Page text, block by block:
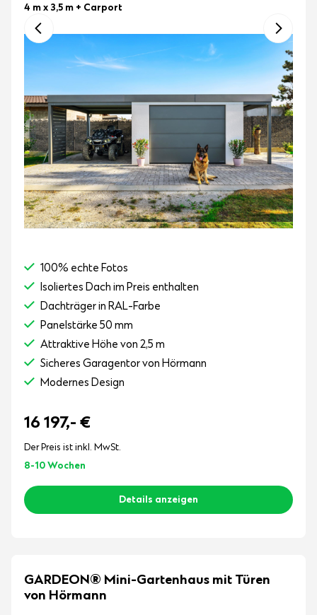
4 m x 3,5 m + Carport
100% echte Fotos
Isoliertes Dach im Preis enthalten
Dachträger in RAL-Farbe
Panelstärke 50 mm
Attraktive Höhe von 2,5 m
Sicheres Garagentor von Hörmann
Modernes Design
16 197,- €
Der Preis ist inkl. MwSt.
8-10 Wochen
Details anzeigen
GARDEON® Mini-Gartenhaus mit Türen
von Hörmann